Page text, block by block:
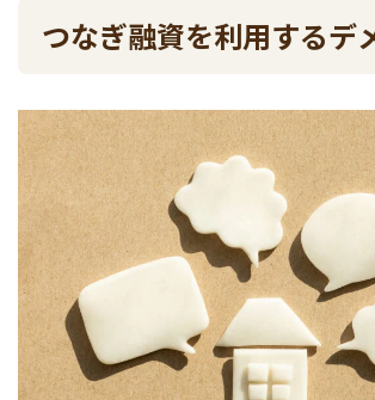
つなぎ融資を利用するデ